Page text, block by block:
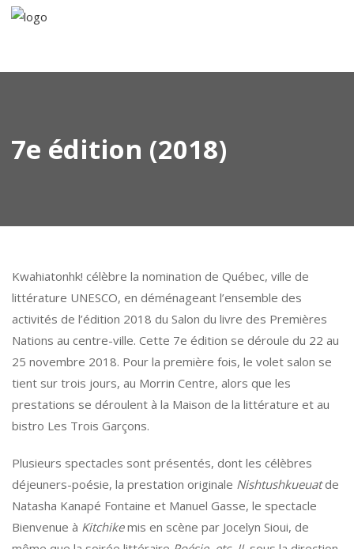
7e édition (2018)
Kwahiatonhk! célèbre la nomination de Québec, ville de
littérature UNESCO, en déménageant l’ensemble des
activités de l’édition 2018 du Salon du livre des Premières
Nations au centre-ville. Cette 7e édition se déroule du 22 au
25 novembre 2018. Pour la première fois, le volet salon se
tient sur trois jours, au Morrin Centre, alors que les
prestations se déroulent à la Maison de la littérature et au
bistro Les Trois Garçons.
Plusieurs spectacles sont présentés, dont les célèbres
déjeuners-poésie, la prestation originale Nishtushkueuatde
Natasha Kanapé Fontaine et Manuel Gasse, le spectacle
Bienvenue à Kitchikemis en scène par Jocelyn Sioui, de